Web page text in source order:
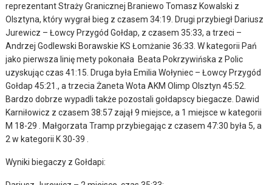
reprezentant Straży Granicznej Braniewo Tomasz Kowalski z
Olsztyna, który wygrał bieg z czasem 34:19. Drugi przybiegł Dariusz
Jurewicz – Łowcy Przygód Gołdap, z czasem 35:33, a trzeci –
Andrzej Godlewski Borawskie KS Łomżanie 36:33. W kategorii Pań
jako pierwsza linię mety pokonała Beata Pokrzywińska z Polic
uzyskując czas 41:15. Druga była Emilia Wołyniec – Łowcy Przygód
Gołdap 45:21., a trzecia Żaneta Wota AKM Olimp Olsztyn 45:52.
Bardzo dobrze wypadli także pozostali gołdapscy biegacze. Dawid
Karniłowicz z czasem 38:57 zajął 9 miejsce, a 1 miejsce w kategorii
M 18-29 . Małgorzata Tramp przybiegając z czasem 47:30 była 5, a
2 w kategorii K 30-39 .
Wyniki biegaczy z Gołdapi: